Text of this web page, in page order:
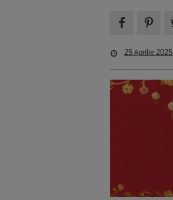
25 Aprilie 2025